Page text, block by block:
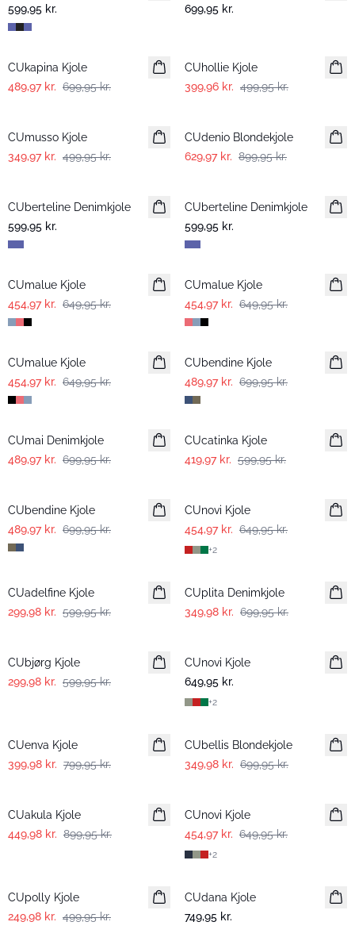
599,95 kr. 699,95 kr.
-30%
CUkapina Kjole
489,97 kr. 699,95 kr.
CUhollie Kjole
399,96 kr. 499,95 kr.
CUmusso Kjole
349,97 kr. 499,95 kr.
CUdenio Blondekjole
629,97 kr. 899,95 kr.
Nyhed
CUberteline Denimkjole
599,95 kr.
Nyhed
CUberteline Denimkjole
599,95 kr.
-30%
CUmalue Kjole
454,97 kr. 649,95 kr.
-30%
CUmalue Kjole
454,97 kr. 649,95 kr.
-30%
CUmalue Kjole
454,97 kr. 649,95 kr.
-30%
CUbendine Kjole
489,97 kr. 699,95 kr.
-30%
CUmai Denimkjole
489,97 kr. 699,95 kr.
-30%
CUcatinka Kjole
419,97 kr. 599,95 kr.
CUbendine Kjole
489,97 kr. 699,95 kr.
CUnovi Kjole
454,97 kr. 649,95 kr.
+2
CUadelfine Kjole
299,98 kr. 599,95 kr.
CUplita Denimkjole
349,98 kr. 699,95 kr.
CUbjørg Kjole
299,98 kr. 599,95 kr.
CUnovi Kjole
649,95 kr.
+2
CUenva Kjole
399,98 kr. 799,95 kr.
CUbellis Blondekjole
349,98 kr. 699,95 kr.
CUakula Kjole
449,98 kr. 899,95 kr.
CUnovi Kjole
454,97 kr. 649,95 kr.
+2
CUpolly Kjole
249,98 kr. 499,95 kr.
CUdana Kjole
749,95 kr.